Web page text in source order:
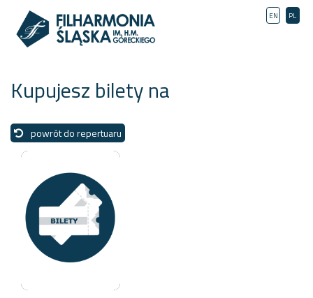
PL
EN
Kupujesz bilety na
powrót do repertuaru